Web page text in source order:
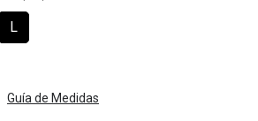
L
Guía de Medidas